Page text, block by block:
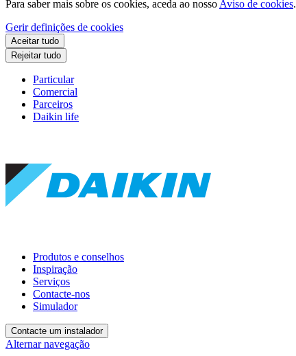
Para saber mais sobre os cookies, aceda ao nosso Aviso de cookies.
Gerir definições de cookies
Aceitar tudo
Rejeitar tudo
Particular
Comercial
Parceiros
Daikin life
Produtos e conselhos
Inspiração
Serviços
Contacte-nos
Simulador
Contacte um instalador
Alternar navegação